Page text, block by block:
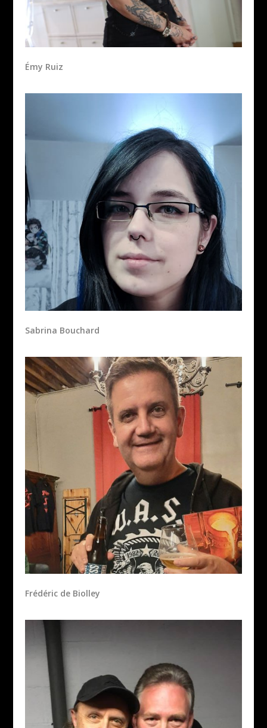
Émy Ruiz
Sabrina Bouchard
Frédéric de Biolley